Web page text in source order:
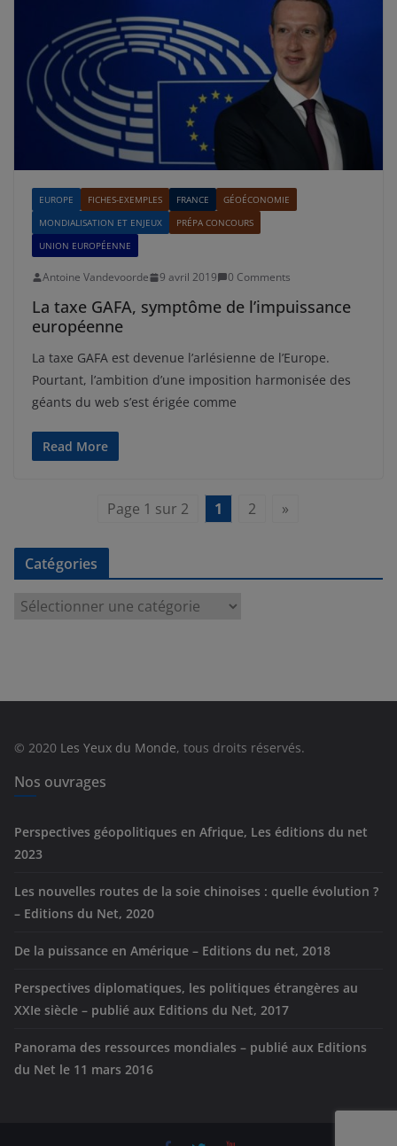
EUROPE FICHES-EXEMPLES FRANCE
GÉOÉCONOMIE
MONDIALISATION ET ENJEUX
PRÉPA CONCOURS
UNION EUROPÉENNE
Antoine Vandevoorde 9 avril 2019 0 Comments
La taxe GAFA, symptôme de l’impuissance
européenne
La taxe GAFA est devenue l’arlésienne de l’Europe.
Pourtant, l’ambition d’une imposition harmonisée des
géants du web s’est érigée comme
Read More
Page 1 sur 2 1 2 »
Catégories
e
© 2020 Les Yeux du Monde, tous droits réservés.
Nos ouvrages
Perspectives géopolitiques en Afrique, Les éditions du net
2023
Les nouvelles routes de la soie chinoises : quelle évolution ?
– Editions du Net, 2020
De la puissance en Amérique – Editions du net, 2018
Perspectives diplomatiques, les politiques étrangères au
XXIe siècle – publié aux Editions du Net, 2017
Panorama des ressources mondiales – publié aux Editions
du Net le 11 mars 2016